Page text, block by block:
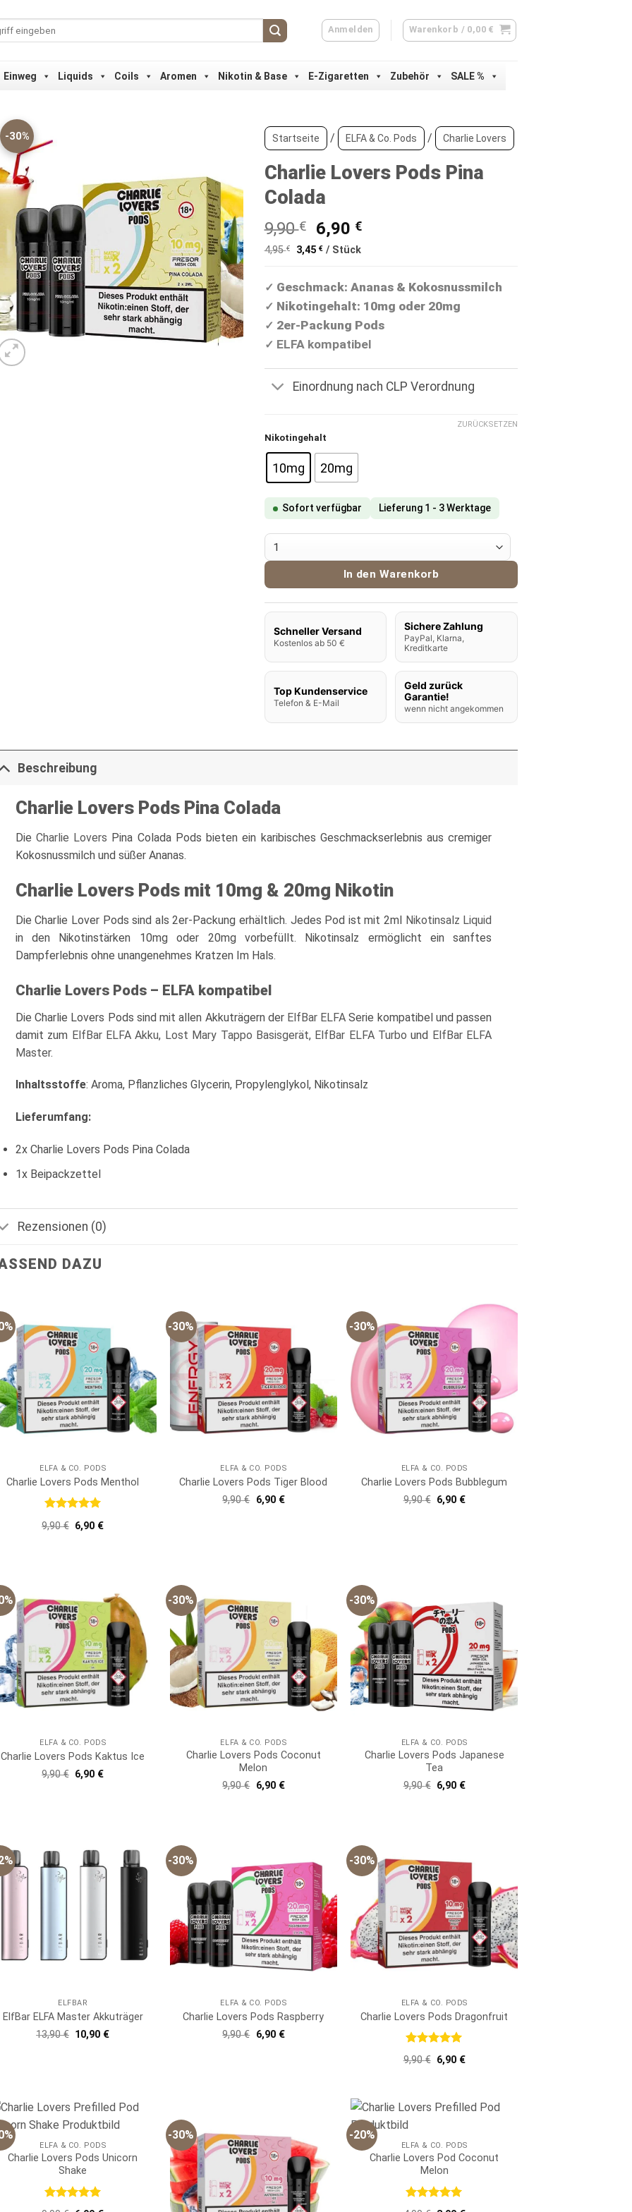
Anmelden Warenkorb / 0,00 €
Einweg Liquids Coils Aromen Nikotin & Base E-Zigaretten Zubehör SALE %
-30% Startseite / ELFA & Co. Pods / Charlie Lovers
Charlie Lovers Pods Pina
Colada
9,90€
Ursprünglicher
Preis
9,90 €
6,90 €Aktueller
Preis
6,90 €.
4,95€ 3,45 €/ Stück
✓ Geschmack: Ananas & Kokosnussmilch
✓ Nikotingehalt: 10mg oder 20mg
✓ 2er-Packung Pods
✓ ELFA kompatibel
Einordnung nach CLP Verordnung
Nikotingehalt
10mg 20mg
ZURÜCKSETZEN
Sofort verfügbar Lieferung 1 - 3 Werktage
Charlie Lovers Pods Pina Colada Menge
In den Warenkorb
Schneller Versand
Kostenlos ab 50 €
Sichere Zahlung
PayPal, Klarna,
Kreditkarte
Top Kundenservice
Telefon & E-Mail
Geld zurück
Garantie!
wenn nicht angekommen
Beschreibung
Charlie Lovers Pods Pina Colada
DieCharlie Lovers Pina Colada Pods bieten ein karibisches Geschmackserlebnis aus cremiger
Kokosnussmilch und süßer Ananas.
Charlie Lovers Pods mit 10mg & 20mg Nikotin
Die Charlie Lover Pods sind als 2er-Packung erhältlich. Jedes Pod ist mit 2ml Nikotinsalz Liquid
in den Nikotinstärken 10mg oder 20mg vorbefüllt. Nikotinsalz ermöglicht ein sanftes
Dampferlebnis ohne unangenehmes Kratzen Im Hals.
Charlie Lovers Pods – ELFA kompatibel
Die Charlie Lovers Pods sind mit allen Akkuträgern der ElfBar ELFA Serie kompatibel und passen
damit zum ElfBar ELFA Akku, Lost Mary Tappo Basisgerät, ElfBar ELFA Turbo und ElfBar ELFA
Master.
Inhaltsstoffe: Aroma, Pflanzliches Glycerin, Propylenglykol, Nikotinsalz
Lieferumfang:
2x Charlie Lovers Pods Pina Colada
1x Beipackzettel
Rezensionen (0)
DAZU
ELFA & CO. PODS
Charlie Lovers Pods Menthol
Bewertet
mit5 von
9,90€ Ursprünglicher
Preis
6,90 €Aktueller
-30%
ELFA & CO. PODS
Charlie Lovers Pods Tiger Blood
9,90€ Ursprünglicher
Preis
6,90 €Aktueller
-30%
ELFA & CO. PODS
Charlie Lovers Pods Bubblegum
9,90€ Ursprünglicher
Preis
6,90 €Aktueller
ELFA & CO. PODS
Charlie Lovers Pods Kaktus Ice
9,90€ Ursprünglicher
Preis
6,90 €Aktueller
-30%
ELFA & CO. PODS
Charlie Lovers Pods Coconut
Melon
9,90€ Ursprünglicher
Preis
6,90 €Aktueller
-30%
ELFA & CO. PODS
Charlie Lovers Pods Japanese
Tea
9,90€ Ursprünglicher
Preis
6,90 €Aktueller
ELFBAR
ElfBar ELFA Master Akkuträger
13,90€ Ursprünglicher
Preis
10,90 €Aktueller
-30%
ELFA & CO. PODS
Charlie Lovers Pods Raspberry
9,90€ Ursprünglicher
Preis
6,90 €Aktueller
-30%
ELFA & CO. PODS
Charlie Lovers Pods Dragonfruit
Bewertet
mit 5 von
9,90€ Ursprünglicher
Preis
6,90 €Aktueller
ELFA & CO. PODS
Charlie Lovers Pods Unicorn
Shake
Bewertet
-30% -20%
ELFA & CO. PODS
Charlie Lovers Pod Coconut
Melon
Bewertet